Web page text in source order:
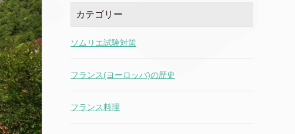
カテゴリー
ソムリエ試験対策
フランス(ヨーロッパ)の歴史
フランス料理